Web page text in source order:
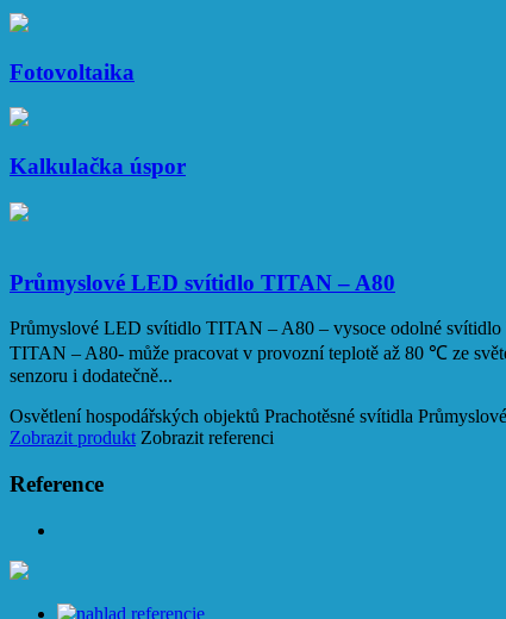
Fotovoltaika
Kalkulačka úspor
Průmyslové LED svítidlo TITAN – A80
Průmyslové LED svítidlo TITAN – A80 – vysoce odolné
TITAN – A80- může pracovat v provozní teplotě až 80 ℃ ze
senzoru i dodatečně...
Osvětlení hospodářských objektů Prachotěsné svítidla
Zobrazit produkt Zobrazit referenci
Reference